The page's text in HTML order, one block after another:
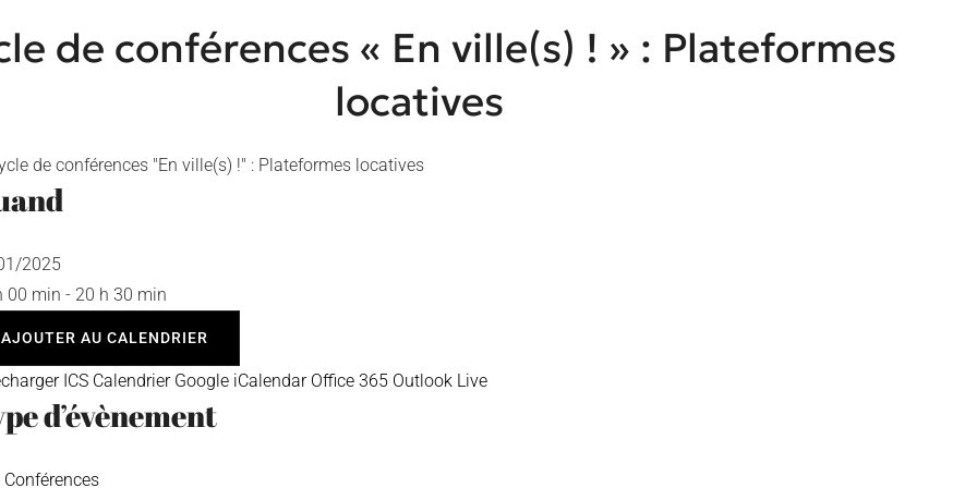
de conférences « En ville(s) ! » : Plateformes
locatives
2025
00 min - 20 h 30 min
AJOUTER AU CALENDRIER
ICS Calendrier Google iCalendar Office 365 Outlook Live
d’évènement
Conférences